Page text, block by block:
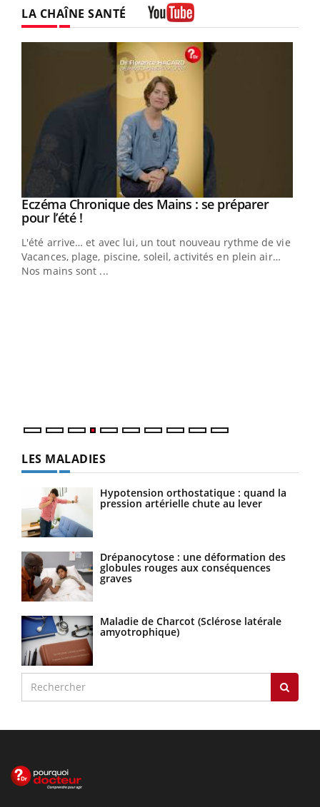
LA CHAÎNE SANTÉ
Youtube
Eczéma Chronique des Mains : se préparer
pour l’été !Youtube
L'été arrive… et avec lui, un tout nouveau rythme de vie !
Vacances, plage, piscine, soleil, activités en plein air…
Nos mains sont ...
LES MALADIES
Hypotension orthostatique : quand la
pression artérielle chute au lever
Drépanocytose : une déformation des
globules rouges aux conséquences
graves
Maladie de Charcot (Sclérose latérale
amyotrophique)